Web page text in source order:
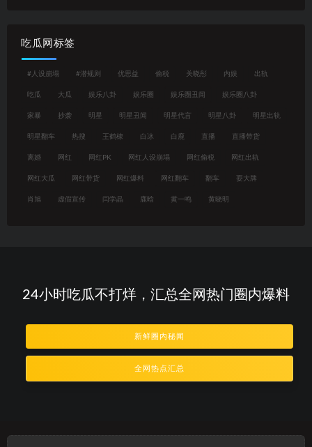
吃瓜网标签
#人设崩塌 #潜规则 优思益 偷税 关晓彤 内娱 出轨
吃瓜 大瓜 娱乐八卦 娱乐圈 娱乐圈丑闻 娱乐圈八卦
家暴 抄袭 明星 明星丑闻 明星代言 明星八卦 明星出轨
明星翻车 热搜 王鹤棣 白冰 白鹿 直播 直播带货
离婚 网红 网红PK 网红人设崩塌 网红偷税 网红出轨
网红大瓜 网红带货 网红爆料 网红翻车 翻车 耍大牌
肖旭 虚假宣传 闫学晶 鹿晗 黄一鸣 黄晓明
24小时吃瓜不打烊，汇总全网热门圈内爆料
新鲜圈内秘闻
全网热点汇总